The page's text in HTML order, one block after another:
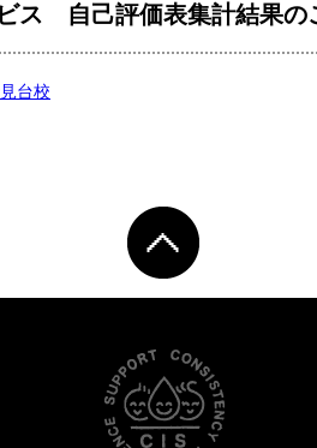
ス 自己評価表集計結果の
台校